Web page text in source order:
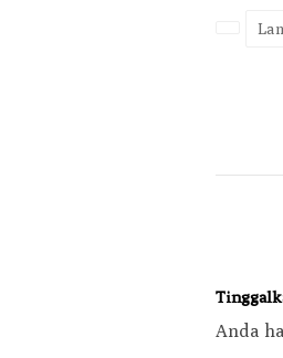
Anda